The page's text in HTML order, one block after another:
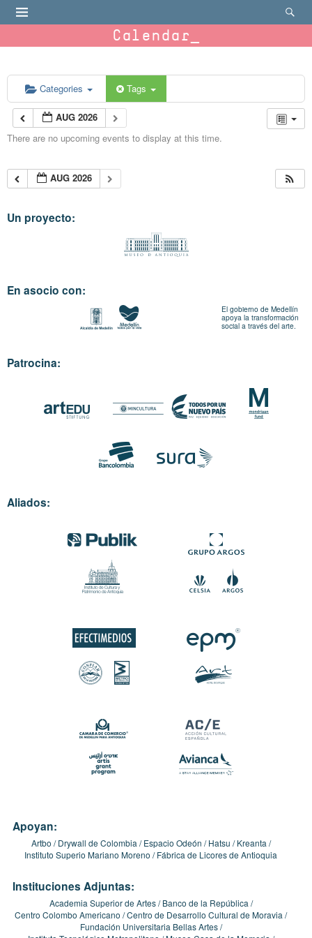
Calendar
Categories Tags
AUG 2026
There are no upcoming events to display at this time.
AUG 2026
Un proyecto:
En asocio con:
El gobierno de Medellín
apoya la transformación
social a través del arte.
Patrocina:
Aliados:
Apoyan:
Artbo Drywall de Colombia Espacio Odeón Hatsu
Kreanta
Instituto Superio Mariano Moreno
Fábrica de Licores de Antioquia
Instituciones Adjuntas:
Academia Superior de Artes
Banco de la República
Centro Colombo Americano Centro de Desarrollo Cultural de Moravia
Fundación Universitaria Bellas Artes